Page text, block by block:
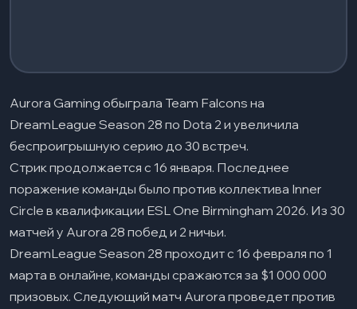
Aurora Gaming обыграла Team Falcons на
DreamLeague Season 28 по Dota 2 и увеличила
беспроигрышную серию до 30 встреч.
Стрик продолжается с 16 января. Последнее
поражение команды было против коллектива Inner
Circle в квалификации ESL One Birmingham 2026. Из 30
матчей у Aurora 28 побед и 2 ничьи.
DreamLeague Season 28 проходит с 16 февраля по 1
марта в онлайне, команды сражаются за $1 000 000
призовых. Следующий матч Aurora проведет против